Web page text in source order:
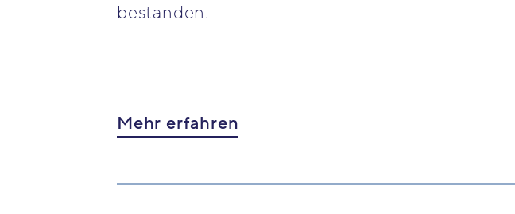
bestanden.
Mehr erfahren